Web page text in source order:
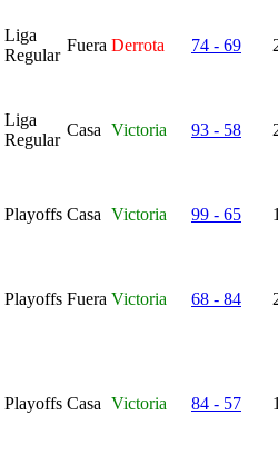
Liga
Regular
Fuera Derrota 74 - 69
Liga
Regular
Casa Victoria 93 - 58
Playoffs Casa Victoria 99 - 65
Playoffs Fuera Victoria 68 - 84
Playoffs Casa Victoria 84 - 57